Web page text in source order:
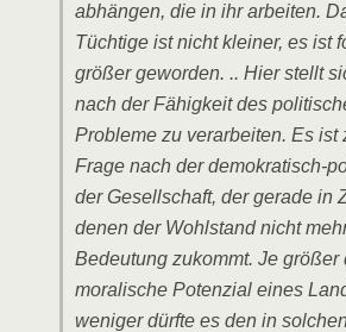
abhän­gen, die in ihr arbei­ten.
Tüch­ti­ge ist nicht klei­ner, es ist
grö­ßer gewor­den. .. Hier stellt
nach der Fähig­keit des
Pro­ble­me zu ver­ar­bei­ten. Es ist
Fra­ge nach der demo­kra­tisch-
der Gesell­schaft, der gera­de in
denen der Wohl­stand nicht
Bedeu­tung zukommt. Je grö­ßer
mora­li­sche Poten­zi­al eines
weni­ger dürf­te es den in